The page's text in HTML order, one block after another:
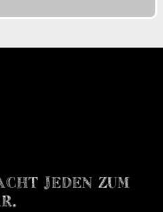
JEDEN ZUM